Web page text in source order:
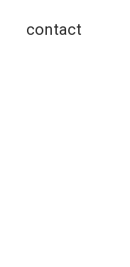
contact